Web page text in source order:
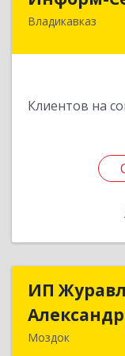
Владикавказ
Клиентов на
ИП
Моздок